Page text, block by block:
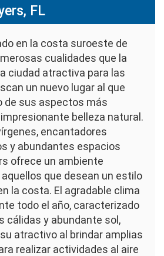
FL
en la costa suroeste de
cualidades que la
ciudad atractiva para las
un nuevo lugar al que
de sus aspectos más
belleza natural.
encantadores
y abundantes espacios
ofrece un ambiente
que desean un estilo
la costa. El agradable clima
todo el año, caracterizado
cálidas y abundante sol,
atractivo al brindar amplias
realizar actividades al aire